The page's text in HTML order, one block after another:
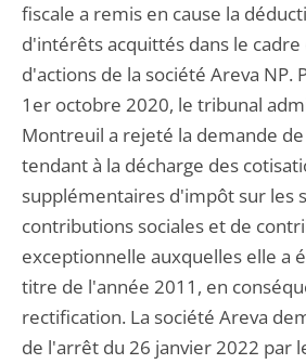
fiscale a remis en cause la
d'intérêts acquittés dans le
d'actions de la société Areva NP.
1er octobre 2020, le tribunal
Montreuil a rejeté la demande
tendant à la décharge des
supplémentaires d'impôt sur les
contributions sociales et de
exceptionnelle auxquelles elle a
titre de l'année 2011, en
rectification. La société Areva
de l'arrêt du 26 janvier 2022 par